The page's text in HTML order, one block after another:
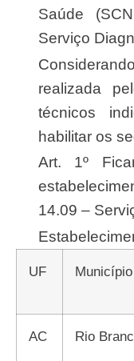
Saúde
Serviço
Considerando a qualificação técnica
realizada
técnicos
habilitar os
Art. 1º Ficam habilitados os seguintes
14.09 –
UF Município
AC Rio